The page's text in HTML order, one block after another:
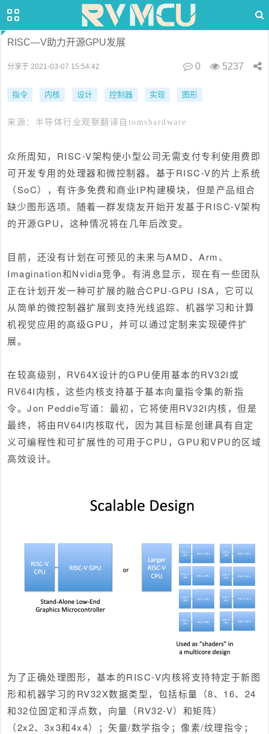
RISC—V助力开源GPU发展
分享于 2021-03-07 15:54:42 0 5237
指令 内核 设计 控制器 实现 图形
来源：半导体行业观察翻译自 tomshardware
众所周知，RISC-V架构使小型公司无需支付专利使用费即
可开发专用的处理器和微控制器。基于RISC-V的片上系统
（SoC），有许多免费和商业IP构建模块，但是产品组合
缺少图形选项。随着一群发烧友开始开发基于RISC-V架构
的开源GPU，这种情况将在几年后改变。
目前，还没有计划在可预见的未来与AMD、Arm、
Imagination和Nvidia竞争。有消息显示，现在有一些团队
正在计划开发一种可扩展的融合CPU-GPU ISA，它可以
从简单的微控制器扩展到支持光线追踪、机器学习和计算
机视觉应用的高级GPU，并可以通过定制来实现硬件扩
展。
在较高级别，RV64X设计的GPU使用基本的RV32I或
RV64I内核，这些内核支持基于基本向量指令集的新指
令。Jon Peddie写道：最初，它将使用RV32I内核，但是
最终，将由RV64I内核取代，因为其目标是创建具有自定
义可编程性和可扩展性的可用于CPU，GPU和VPU的区域
高效设计。
为了正确处理图形，基本的RISC-V内核将支持特定于新图
形和机器学习的RV32X数据类型，包括标量（8、16、24
和32位固定和浮点数，向量（RV32-V）和矩阵）
（2x2、3x3和4x4）；矢量/数学指令；像素/纹理指令；